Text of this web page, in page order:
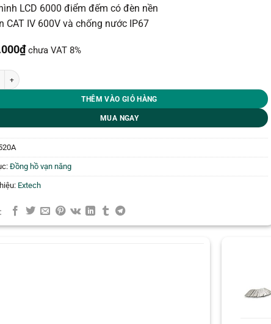
LCD 6000 điểm đếm có đèn nền
CAT IV 600V và chống nước IP67
₫ chưa VAT 8%
năng True RMS Extech EX520A số lượng
THÊM VÀO GIỎ HÀNG
MUA NGAY
Đồng hồ vạn năng
Extech